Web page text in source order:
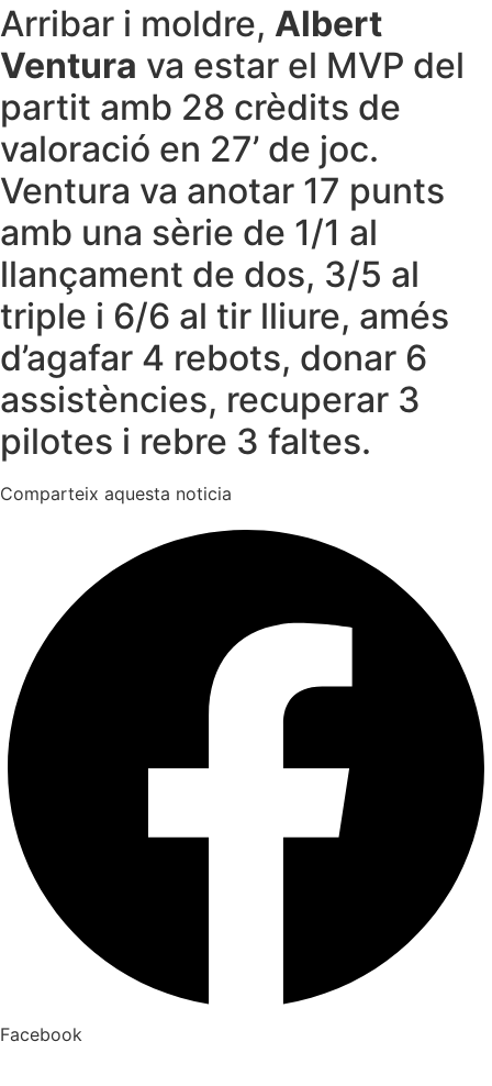
Arribar i moldre, Albert
Ventura va estar el MVP del
partit amb 28 crèdits de
valoració en 27’ de joc.
Ventura va anotar 17 punts
amb una sèrie de 1/1 al
llançament de dos, 3/5 al
triple i 6/6 al tir lliure, amés
d’agafar 4 rebots, donar 6
assistències, recuperar 3
pilotes i rebre 3 faltes.
Comparteix aquesta noticia
Facebook